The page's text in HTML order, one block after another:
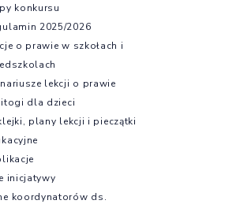
konkursu
2025/2026
o prawie w szkołach i
lekcji o prawie
dla dzieci
plany lekcji i pieczątki
inicjatywy
koordynatorów ds.